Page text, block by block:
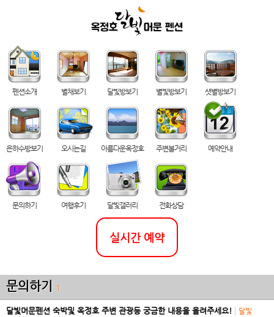
펜션소개 별채보기 달빛방보기 별빛방보기 샛별방보기
은하수방보기 오시는길 아름다운옥정호 주변볼거리 예약안내
문의하기 여행후기 달빛갤러리 전화상담
실시간 예약
문의하기 1
달빛머문펜션 숙박및 옥정호 주변 관광등 궁금한 내용을 올려주세요!
달빛